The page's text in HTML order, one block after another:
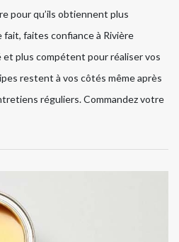
pour qu’ils obtiennent plus
fait, faites confiance à Rivière
et plus compétent pour réaliser vos
restent à vos côtés même après
réguliers. Commandez votre